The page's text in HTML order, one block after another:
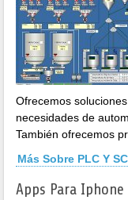
Ofrecemos
necesidades de
También ofrecemos
Más Sobre PLC Y
Apps Para